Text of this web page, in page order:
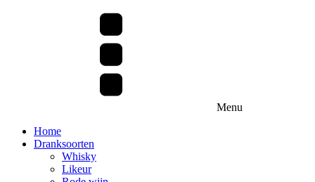
Menu
Home
Dranksoorten
Whisky
Likeur